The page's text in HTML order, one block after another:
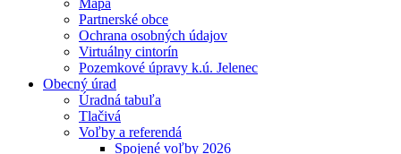
Mapa
Partnerské obce
Ochrana osobných údajov
Virtuálny cintorín
Pozemkové úpravy k.ú. Jelenec
Obecný úrad
Úradná tabuľa
Tlačivá
Voľby a referendá
Spojené voľby 2026